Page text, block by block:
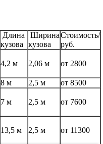
Длина
кузова
Ширина
кузова
Стоимость/
руб.
4,2 м 2,06 м от 2800
8 м 2,5 м
от 8500
7 м 2,5 м от 7600
13,5 м 2,5 м от 11300